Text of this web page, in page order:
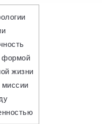
формой
жизни